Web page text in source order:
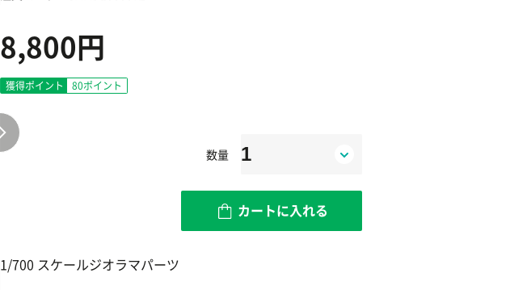
8,800円
獲得ポイント 80ポイント
数量
カートに入れる
1/700 スケールジオラマパーツ